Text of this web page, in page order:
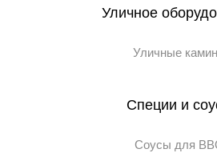
Уличное
Уличные
Специи и
Соусы для